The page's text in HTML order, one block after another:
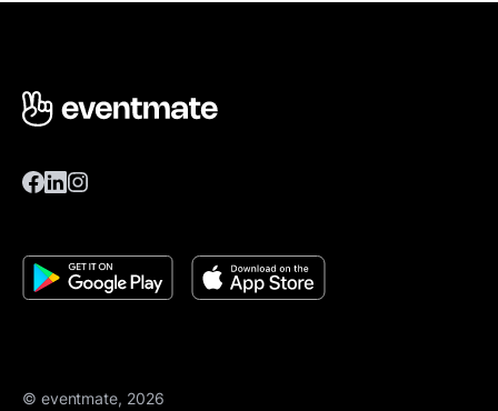
© eventmate, 2026